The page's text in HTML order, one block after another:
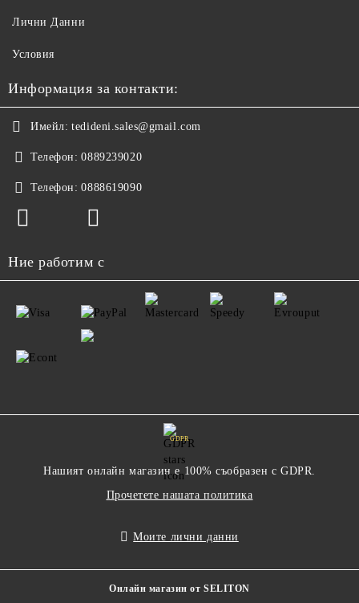
Лични Данни
Условия
Информация за контакти:
Имейл: tedideni.sales@gmail.com
Телефон: 0889239020
Телефон: 0888619090
Ние работим с
GDPR
Нашият онлайн магазин е 100% съобразен с GDPR.
Прочетете нашата политика
Моите лични данни
Онлайн магазин от SELITON